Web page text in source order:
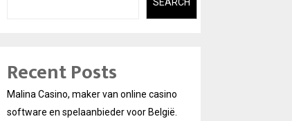
SEARCH
Recent Posts
Malina Casino, maker van online casino
software en spelaanbieder voor België.